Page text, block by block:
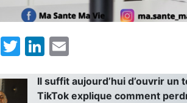
Facebook
TwitterLinkedIn
Il suffit aujourd’hui d’ouvrir